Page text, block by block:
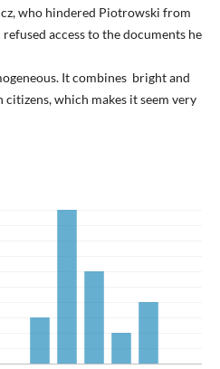
who hindered Piotrowski from
access to the documents he
It combines bright and
which makes it seem very